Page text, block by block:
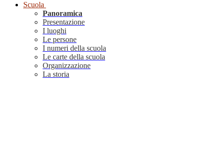
Scuola
Panoramica
Presentazione
I luoghi
Le persone
I numeri della scuola
Le carte della scuola
Organizzazione
La storia